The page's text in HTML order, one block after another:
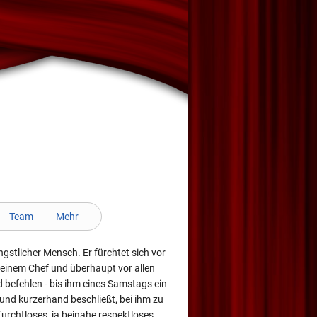
Team Mehr
Mensch. Er fürchtet sich vor
Chef und überhaupt vor allen
- bis ihm eines Samstags ein
kurzerhand beschließt, bei ihm zu